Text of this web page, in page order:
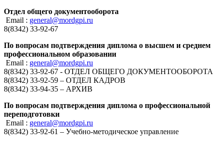
Отдел общего документооборота
Email : general@mordgpi.ru
8(8342) 33-92-67
По вопросам подтверждения диплома о высшем и среднем
профессиональном образовании
Email : general@mordgpi.ru
8(8342) 33-92-67 - ОТДЕЛ ОБЩЕГО ДОКУМЕНТООБОРОТА
8(8342) 33-92-59 – ОТДЕЛ КАДРОВ
8(8342) 33-94-35 – АРХИВ
По вопросам подтверждения диплома о профессиональной
переподготовки
Email : general@mordgpi.ru
8(8342) 33-92-61 – Учебно-методическое управление